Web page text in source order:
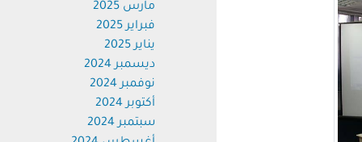
مارس 2025
فبراير 2025
يناير 2025
ديسمبر 2024
نوفمبر 2024
أكتوبر 2024
سبتمبر 2024